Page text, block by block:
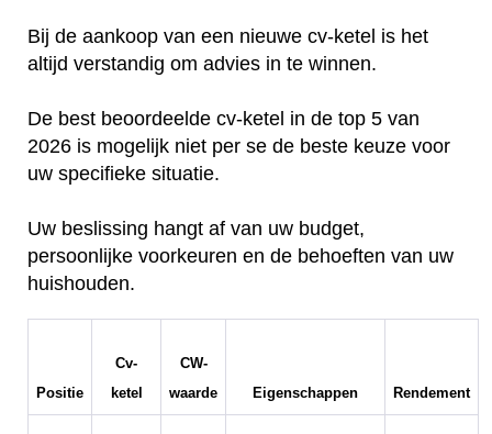
Bij de aankoop van een nieuwe cv-ketel is het
altijd verstandig om advies in te winnen.
De best beoordeelde cv-ketel in de top 5 van
2026 is mogelijk niet per se de beste keuze voor
uw specifieke situatie.
Uw beslissing hangt af van uw budget,
persoonlijke voorkeuren en de behoeften van uw
huishouden.
Positie
Cv-
ketel
CW-
waarde
Eigenschappen Rendement